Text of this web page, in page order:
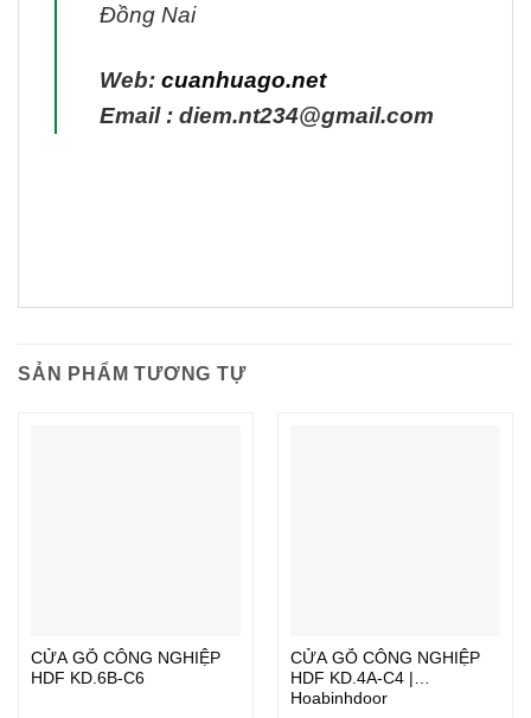
Đồng Nai
Web: cuanhuago.net
Email : diem.nt234@gmail.com
SẢN PHẨM TƯƠNG TỰ
CỬA GỖ CÔNG NGHIỆP
HDF KD.6B-C6
CỬA GỖ CÔNG NGHIỆP
HDF KD.4A-C4 |
Hoabinhdoor